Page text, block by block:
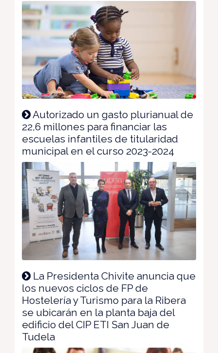
Autorizado un gasto plurianual de
22,6 millones para financiar las
escuelas infantiles de titularidad
municipal en el curso 2023-2024
La Presidenta Chivite anuncia que
los nuevos ciclos de FP de
Hostelería y Turismo para la Ribera
se ubicarán en la planta baja del
edificio del CIP ETI San Juan de
Tudela